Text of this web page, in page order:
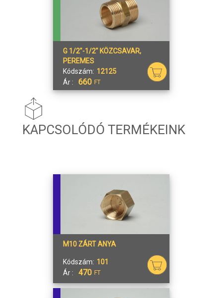
G 1/2"-1/2" KÖZCSAVAR,
PEREMES
Kódszám: 12125
Ár :
660 FT
KAPCSOLÓDÓ TERMÉKEINK
M10 ZÁRT ANYA
Kódszám: 101
Ár :
470 FT